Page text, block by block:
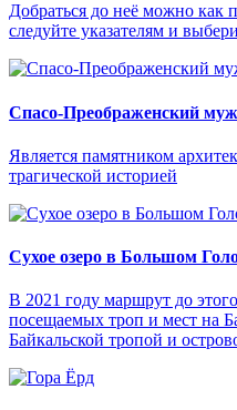
Добраться до неё можно как
следуйте указателям и
Спасо-Преображенский
Является памятником
трагической историей
Сухое озеро в Большом
В 2021 году маршрут до
посещаемых троп и мест на
Байкальской тропой и